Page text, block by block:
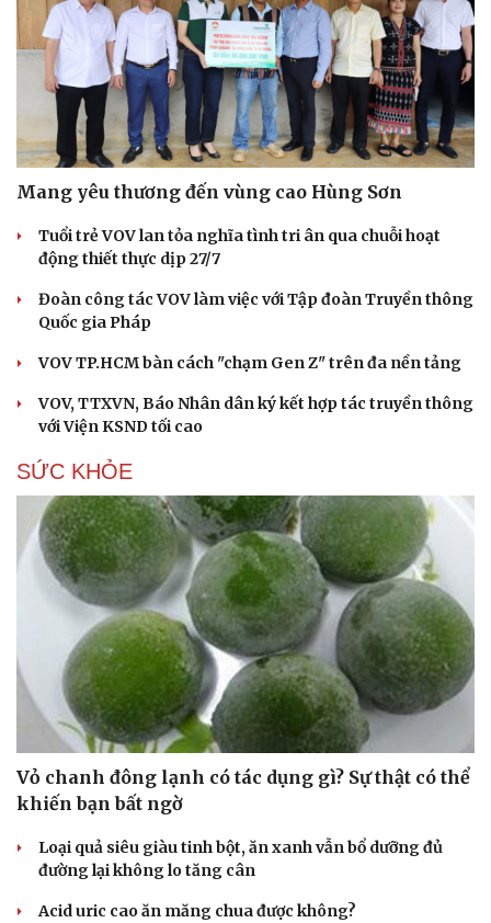
Cải chính
Mang yêu thương đến vùng cao Hùng Sơn
Tuổi trẻ VOV lan tỏa nghĩa tình tri ân qua chuỗi hoạt
động thiết thực dịp 27/7
Đoàn công tác VOV làm việc với Tập đoàn Truyền thông
Quốc gia Pháp
VOV TP.HCM bàn cách "chạm Gen Z" trên đa nền tảng
VOV, TTXVN, Báo Nhân dân ký kết hợp tác truyền thông
với Viện KSND tối cao
SỨC KHỎE
Vỏ chanh đông lạnh có tác dụng gì? Sự thật có thể
khiến bạn bất ngờ
Loại quả siêu giàu tinh bột, ăn xanh vẫn bổ dưỡng đủ
đường lại không lo tăng cân
Acid uric cao ăn măng chua được không?